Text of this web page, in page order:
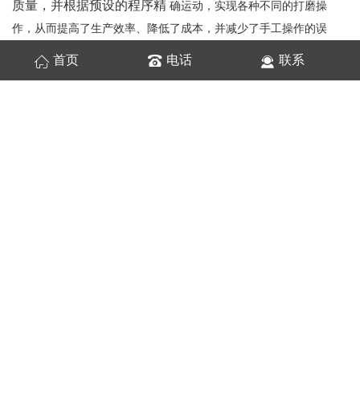
质量，并根据预设的程序精 确运动，实现各种不同的打磨操
作，从而提高了生产效率、降低了成本，并减少了手工操作的误
差。打磨机器人通常都是基于机械臂构建的，同时也需要搭载相关
首页 电话 联系